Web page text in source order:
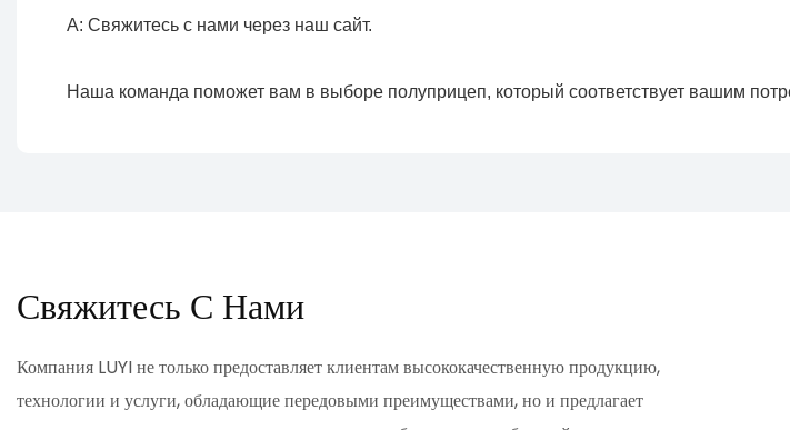
Свяжитесь С Нами
Компания LUYI не только предоставляет клиентам высококачественную продукцию,
технологии и услуги, обладающие передовыми преимуществами, но и предлагает